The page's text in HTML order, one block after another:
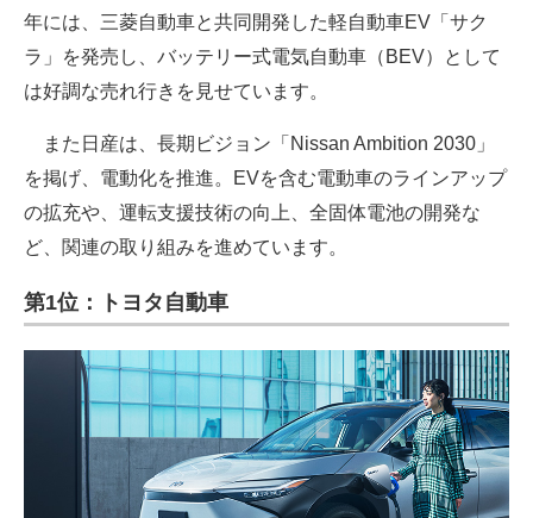
年には、三菱自動車と共同開発した軽自動車EV「サク
ラ」を発売し、バッテリー式電気自動車（BEV）として
は好調な売れ行きを見せています。
また日産は、長期ビジョン「Nissan Ambition 2030」
を掲げ、電動化を推進。EVを含む電動車のラインアップ
の拡充や、運転支援技術の向上、全固体電池の開発な
ど、関連の取り組みを進めています。
第1位：トヨタ自動車